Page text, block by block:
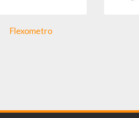
Flexometro